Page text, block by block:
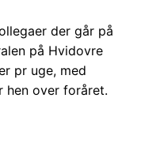
der går på
på Hvidovre
pr uge, med
hen over foråret.